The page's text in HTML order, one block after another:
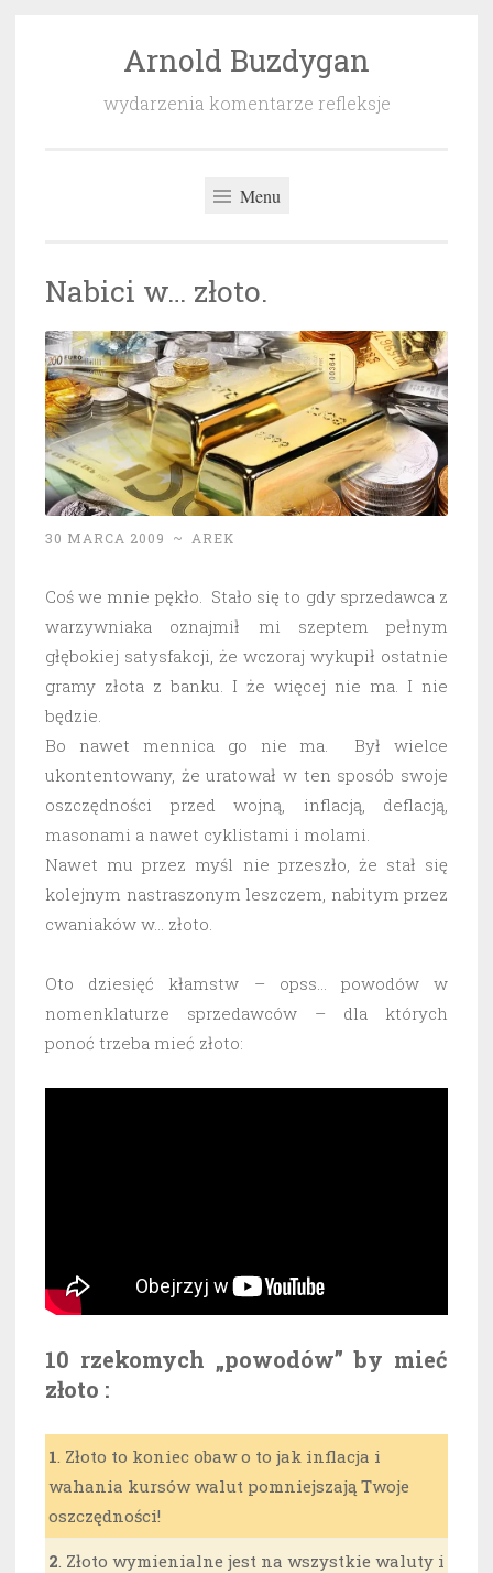
Arnold Buzdygan
wydarzenia komentarze refleksje
Menu
Nabici w… złoto.
30 MARCA 2009 ~ AREK
Coś we mnie pękło. Stało się to gdy sprzedawca z
warzywniaka oznajmił mi szeptem pełnym
głębokiej satysfakcji, że wczoraj wykupił ostatnie
gramy złota z banku. I że więcej nie ma. I nie
będzie.
Bo nawet mennica go nie ma. Był wielce
ukontentowany, że uratował w ten sposób swoje
oszczędności przed wojną, inflacją, deflacją,
masonami a nawet cyklistami i molami.
Nawet mu przez myśl nie przeszło, że stał się
kolejnym nastraszonym leszczem, nabitym przez
cwaniaków w… złoto.
Oto dziesięć kłamstw – opss… powodów w
nomenklaturze sprzedawców – dla których
ponoć trzeba mieć złoto:
10 rzekomych „powodów” by mieć
złoto :
1 . Złoto to koniec obaw o to jak inflacja i
wahania kursów walut pomniejszają Twoje
oszczędności!
2 . Złoto wymienialne jest na wszystkie waluty i